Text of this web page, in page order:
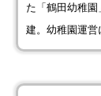
た「鶴田幼稚
建。幼稚園運営